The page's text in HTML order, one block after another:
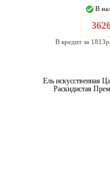
В
В кредит за
Ель искусственная
Раскидистая